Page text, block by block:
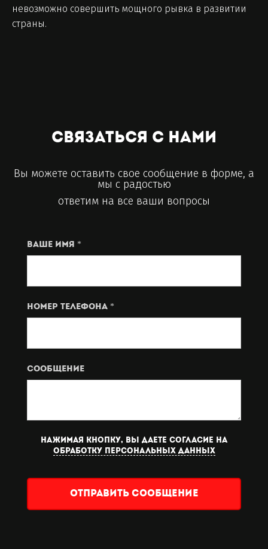
невозможно совершить мощного рывка в развитии
страны.
Связаться с нами
Вы можете оставить свое сообщение в форме, а
мы с радостью
ответим на все ваши вопросы
Ваше имя *
Номер телефона *
Сообщение
Нажимая кнопку, вы даете согласие на
обработку персональных данных
Отправить сообщение